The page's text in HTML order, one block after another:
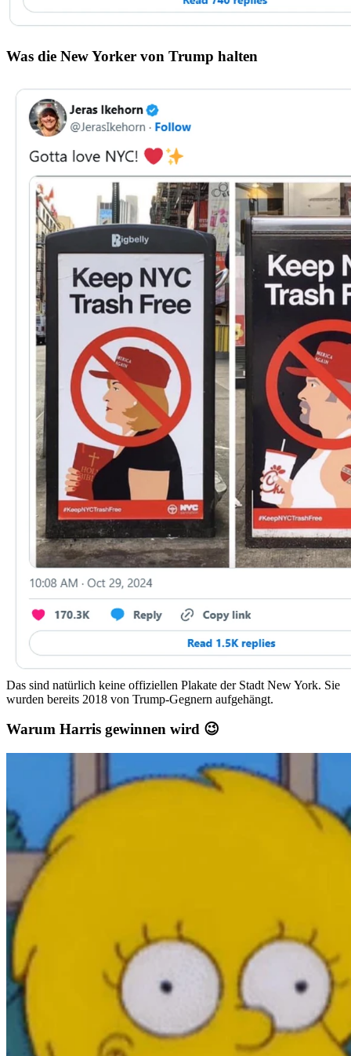
Was die New Yorker von Trump halten
Das sind natürlich keine offiziellen Plakate der Stadt New York. Sie
wurden bereits 2018 von Trump-Gegnern aufgehängt.
Warum Harris gewinnen wird 😉